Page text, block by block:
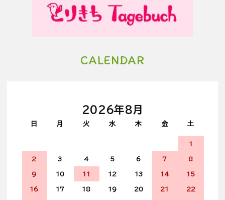
CALENDAR
2026年8月
日 月 火 水 木 金 土
1
2 3 4 5 6 7 8
9 10 11 12 13 14 15
16 17 18 19 20 21 22